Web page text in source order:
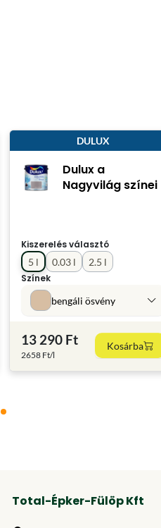
DULUX
Dulux a
Nagyvilág színei
Kiszerelés választó
0.03 l
2.5 l
5 l
Színek
bengáli ösvény
13 290 Ft
2658 Ft/l
Kosárba
Total-Épker-Fülöp Kft